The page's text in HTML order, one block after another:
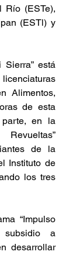
Río (ESTe),
(ESTl) y
Sierra” está
Alimentos,
de esta
parte, en la
de la
Instituto de
los tres
“Impulso
a
desarrollar